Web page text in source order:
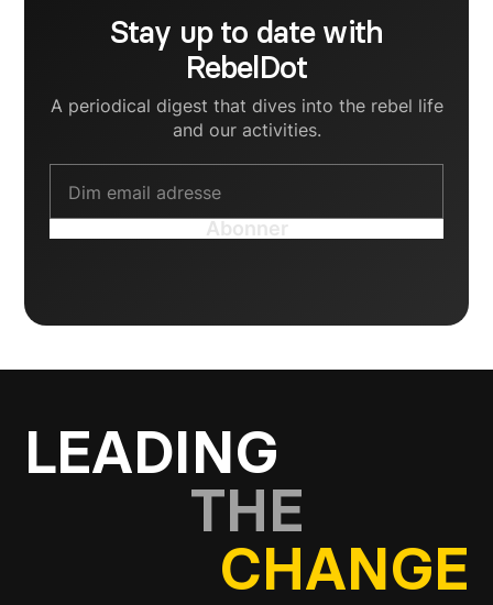
Stay up to date with
RebelDot
A periodical digest that dives into the rebel life
and our activities.
LEADING
THE
CHANGE